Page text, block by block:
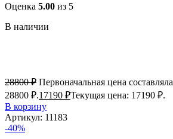
Оценка 5.00 из 5
В наличии
28800₽ Первоначальная цена составляла
28800 ₽.17190 ₽Текущая цена: 17190 ₽.
В корзину
Артикул: 11183
-40%